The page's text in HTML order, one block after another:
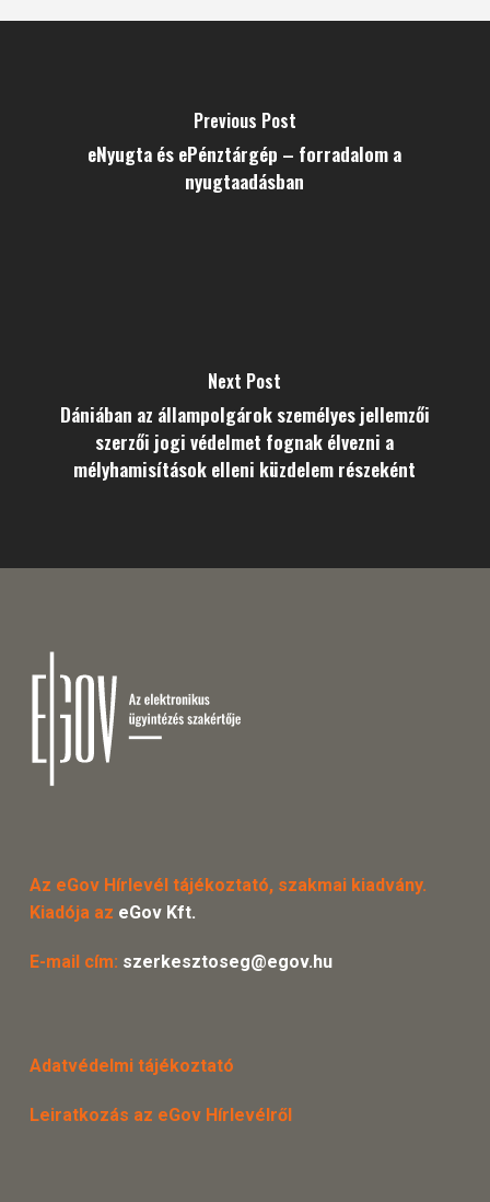
Previous Post
eNyugta és ePénztárgép – forradalom a
nyugtaadásban
Next Post
Dániában az állampolgárok személyes jellemzői
szerzői jogi védelmet fognak élvezni a
mélyhamisítások elleni küzdelem részeként
Az eGov Hírlevél tájékoztató, szakmai kiadvány.
Kiadója az eGov Kft.
E-mail cím: szerkesztoseg@egov.hu
Adatvédelmi tájékoztató
Leiratkozás az eGov Hírlevélről